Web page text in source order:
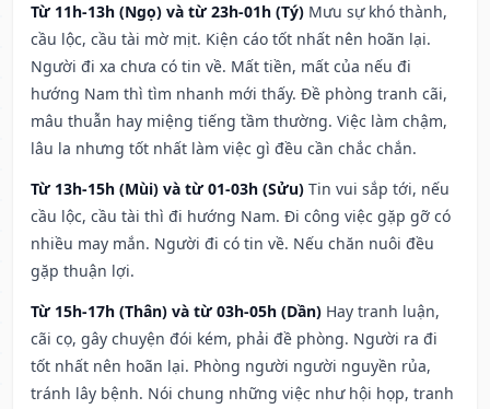
Từ 11h-13h (Ngọ) và từ 23h-01h (Tý) Mưu sự khó thành,
cầu lộc, cầu tài mờ mịt. Kiện cáo tốt nhất nên hoãn lại.
Người đi xa chưa có tin về. Mất tiền, mất của nếu đi
hướng Nam thì tìm nhanh mới thấy. Đề phòng tranh cãi,
mâu thuẫn hay miệng tiếng tầm thường. Việc làm chậm,
lâu la nhưng tốt nhất làm việc gì đều cần chắc chắn.
Từ 13h-15h (Mùi) và từ 01-03h (Sửu) Tin vui sắp tới, nếu
cầu lộc, cầu tài thì đi hướng Nam. Đi công việc gặp gỡ có
nhiều may mắn. Người đi có tin về. Nếu chăn nuôi đều
gặp thuận lợi.
Từ 15h-17h (Thân) và từ 03h-05h (Dần) Hay tranh luận,
cãi cọ, gây chuyện đói kém, phải đề phòng. Người ra đi
tốt nhất nên hoãn lại. Phòng người người nguyền rủa,
tránh lây bệnh. Nói chung những việc như hội họp, tranh